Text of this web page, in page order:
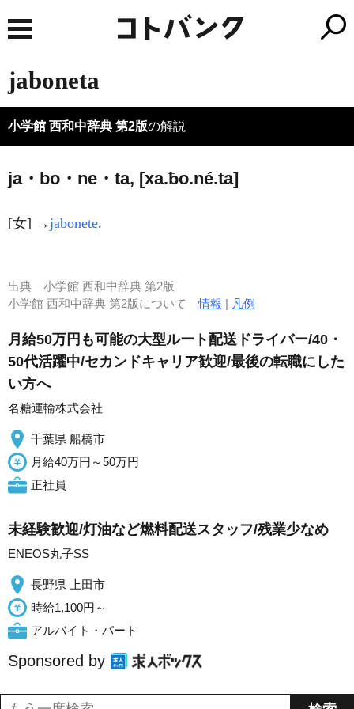
jaboneta
小学館 西和中辞典 第2版の解説
ja・bo・ne・ta, [xa.ƀo.né.ta]
[女] →jabonete.
出典 小学館 西和中辞典 第2版
小学館 西和中辞典 第2版について情報 | 凡例
月給50万円も可能の大型ルート配送ドライバー/40・
50代活躍中/セカンドキャリア歓迎/最後の転職にした
い方へ
名糖運輸株式会社
千葉県 船橋市
月給40万円～50万円
正社員
未経験歓迎/灯油など燃料配送スタッフ/残業少なめ
ENEOS丸子SS
長野県 上田市
時給1,100円～
アルバイト・パート
Sponsored by